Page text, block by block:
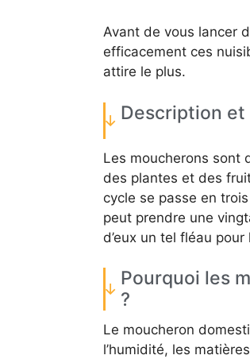
Avant de vous lancer
efficacement ces
attire le plus.
Description et
Les moucherons sont
des plantes et des
cycle se passe en
peut prendre une
d’eux un tel fléau
Pourquoi les
?
Le moucheron
l’humidité, les